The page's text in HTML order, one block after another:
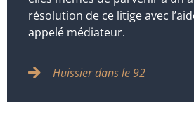
résolution de ce litige avec
appelé médiateur.
Huissier dans le 92